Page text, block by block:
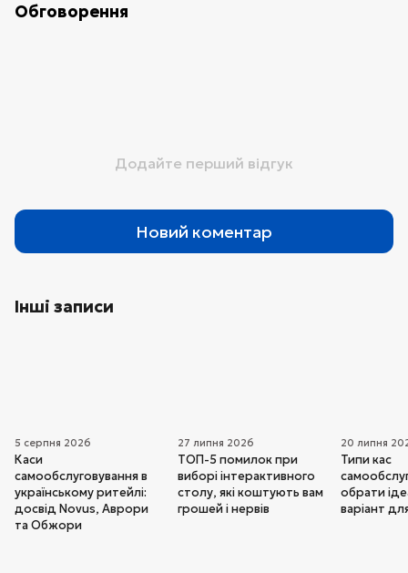
Обговорення
Додайте перший відгук
Новий коментар
Інші записи
5 серпня 2026
Каси
самообслуговування в
українському ритейлі:
досвід Novus, Аврори
та Обжори
27 липня 2026
ТОП-5 помилок при
виборі інтерактивного
столу, які коштують вам
грошей і нервів
20 липня
Типи кас
обрати
варіант